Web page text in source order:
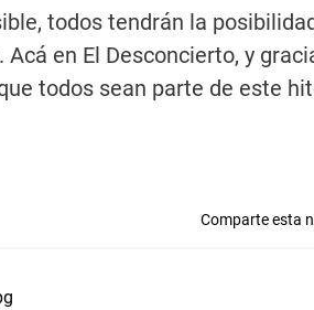
todos tendrán la
en El Desconcierto, y
todos sean parte de este
Comparte esta